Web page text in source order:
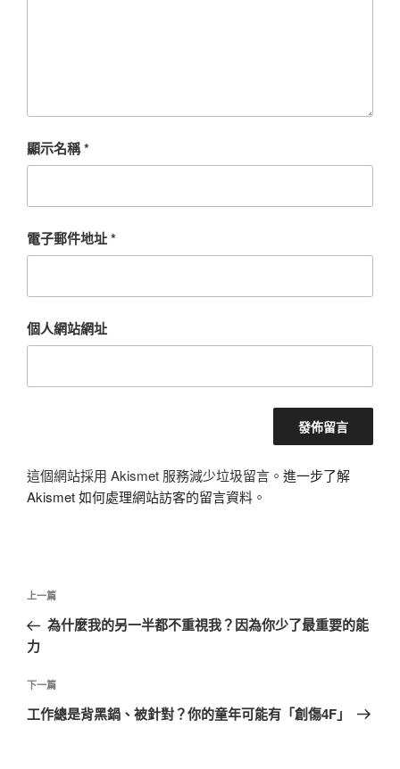
顯示名稱*
電子郵件地址*
個人網站網址
這個網站採用 Akismet 服務減少垃圾留言。 進一步了解
Akismet 如何處理網站訪客的留言資料 。
文
導
覽
上
一
篇
章
上一篇
為什麼我的另一半都不重視我？因為你少了最重要的能
力
下
一
下一篇
工作總是背黑鍋、被針對？你的童年可能有「創傷4F」